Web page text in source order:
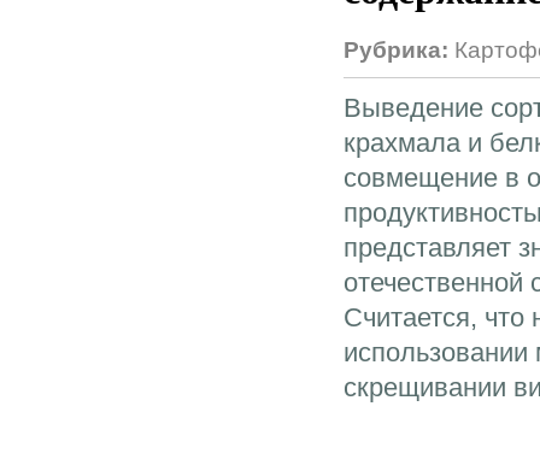
Рубрика:
Выведение
крахмала и
совмещение в
представляет
отечественной
Считается,
скрещивании